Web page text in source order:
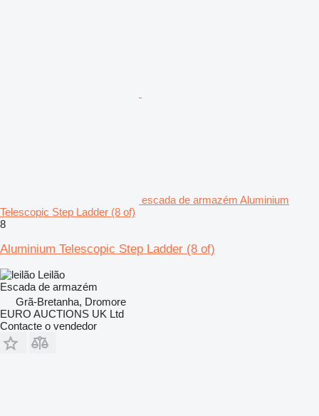
escada de armazém Aluminium
Telescopic Step Ladder (8 of)
8
Aluminium Telescopic Step Ladder (8 of)
Leilão
Escada de armazém
Grã-Bretanha, Dromore
EURO AUCTIONS UK Ltd
Contacte o vendedor